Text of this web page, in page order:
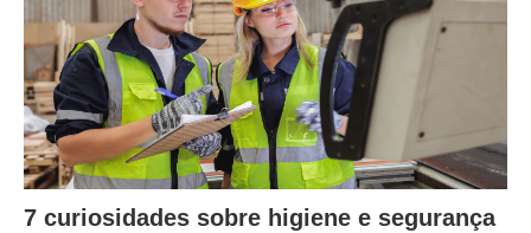
7 curiosidades sobre higiene e segurança